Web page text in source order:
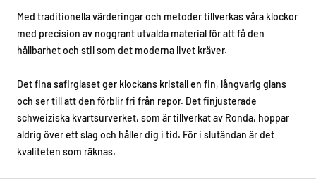
Med traditionella värderingar och metoder tillverkas våra klockor
med precision av noggrant utvalda material för att få den
hållbarhet och stil som det moderna livet kräver.
Det fina safirglaset ger klockans kristall en fin, långvarig glans
och ser till att den förblir fri från repor. Det finjusterade
schweiziska kvartsurverket, som är tillverkat av Ronda, hoppar
aldrig över ett slag och håller dig i tid. För i slutändan är det
kvaliteten som räknas.